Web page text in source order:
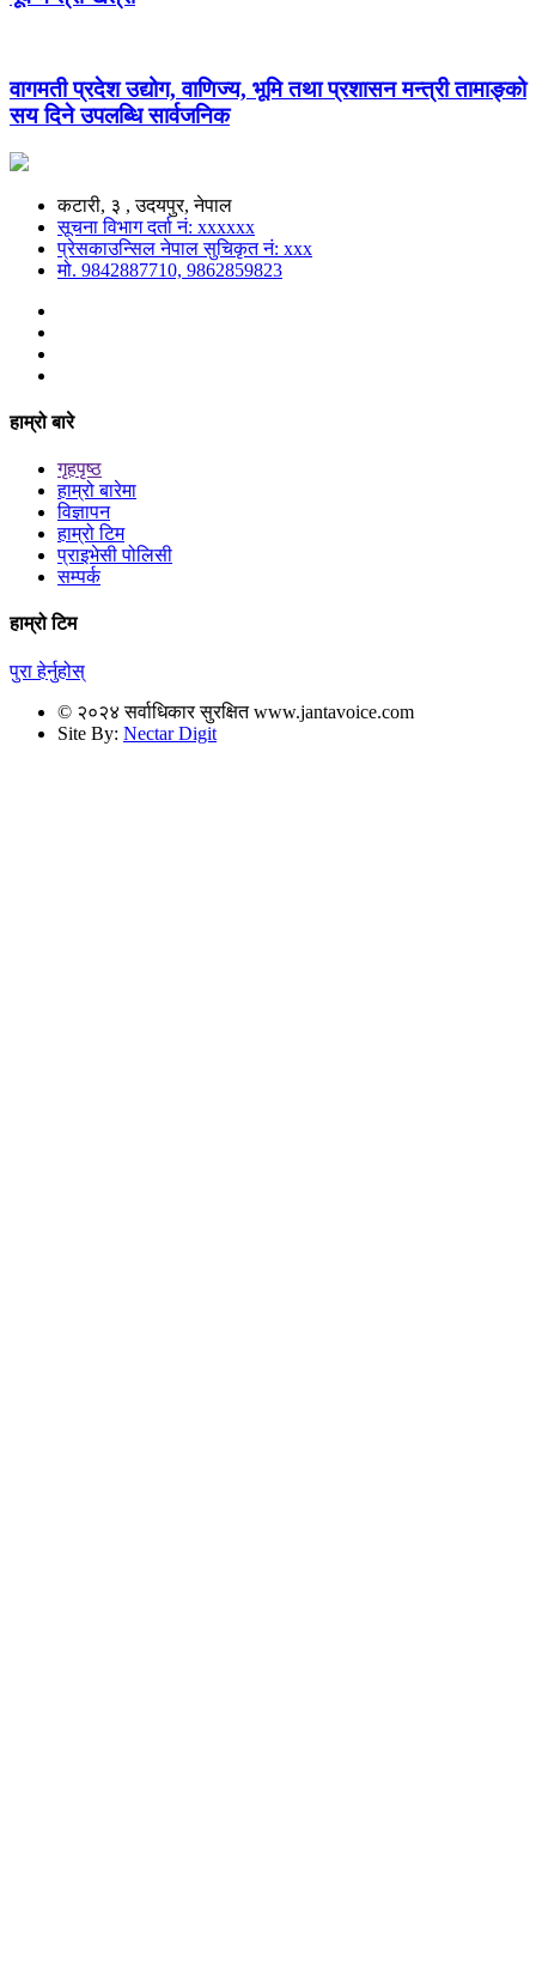
वागमती प्रदेश उद्योग, वाणिज्य, भूमि तथा प्रशासन मन्त्री तामाङ्को
सय दिने उपलब्धि सार्वजनिक
कटारी, ३ , उदयपुर, नेपाल
सूचना विभाग दर्ता नं: xxxxxx
प्रेसकाउन्सिल नेपाल सुचिकृत नं: xxx
मो. 9842887710, 9862859823
हाम्रो बारे
गृहपृष्ठ
हाम्रो बारेमा
विज्ञापन
हाम्रो टिम
प्राइभेसी पोलिसी
सम्पर्क
हाम्रो टिम
पुरा हेर्नुहोस्
© २०२४ सर्वाधिकार सुरक्षित www.jantavoice.com
Site By: Nectar Digit